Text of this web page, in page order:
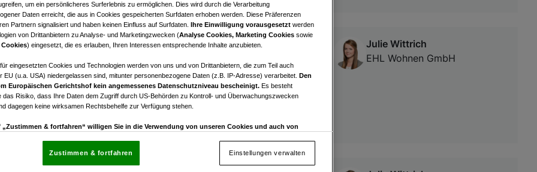
Wagram
3
Zimmer
€ 443.900,00
Kaufpreis
Julie Wittrich
EHL Wohnen GmbH
um ein persönlicheres Surferlebnis zu ermöglichen. Dies wird durch die Verarbeitung
Daten erreicht, die aus in Cookies gespeicherten Surfdaten erhoben werden. Diese Präferenzen
Partnern signalisiert und haben keinen Einfluss auf Surfdaten. Ihre Einwilligung vorausgesetzt werden
von Drittanbietern zu Analyse- und Marketingzwecken (Analyse Cookies, Marketing Cookies sowie
) eingesetzt, die es erlauben, Ihren Interessen entsprechende Inhalte anzubieten.
eingesetzten Cookies und Technologien werden von uns und von Drittanbietern, die zum Teil auch
EU (u.a. USA) niedergelassen sind, mitunter personenbezogene Daten (z.B. IP-Adresse) verarbeitet. Den
Europäischen Gerichtshof kein angemessenes Datenschutzniveau bescheinigt. Es besteht
das Risiko, dass Ihre Daten dem Zugriff durch US-Behörden zu Kontroll- und Überwachungszwecken
dagegen keine wirksamen Rechtsbehelfe zur Verfügung stehen.
„Zustimmen & fortfahren“ willigen Sie in die Verwendung von unseren Cookies und auch von
die sich auf jeder Seite unten im Footer befinden.
Einstellungen verwalten
Zustimmen & fortfahren